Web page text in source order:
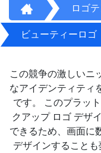
ロゴ
ビューティーロゴ
この競争の激しいニ
なアイデンティティ
です。 このプラッ
クアップ ロゴ デザ
できるため、画面に
デザインすること